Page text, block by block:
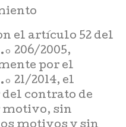
el artículo 52 del
206/2005,
por el
21/2014, el
contrato de
motivo, sin